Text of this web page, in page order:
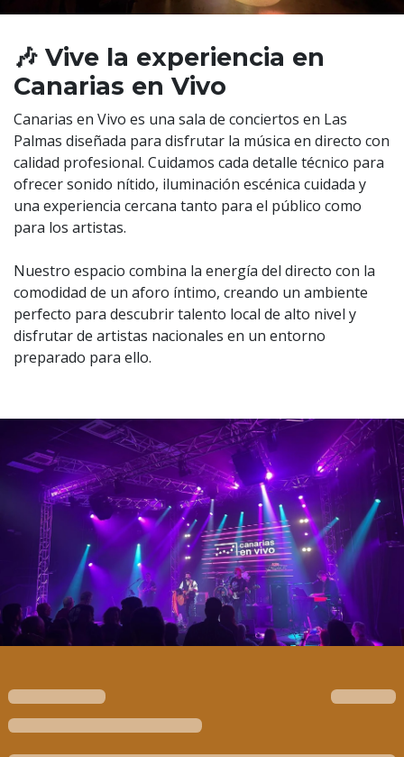
🎶 Vive la experiencia en
Canarias en Vivo
Canarias en Vivo es una sala de conciertos en Las
Palmas diseñada para disfrutar la música en directo con
calidad profesional. Cuidamos cada detalle técnico para
ofrecer sonido nítido, iluminación escénica cuidada y
una experiencia cercana tanto para el público como
para los artistas.
Nuestro espacio combina la energía del directo con la
comodidad de un aforo íntimo, creando un ambiente
perfecto para descubrir talento local de alto nivel y
disfrutar de artistas nacionales en un entorno
preparado para ello.